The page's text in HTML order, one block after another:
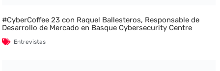
#CyberCoffee 23 con Raquel Ballesteros, Responsable de
Desarrollo de Mercado en Basque Cybersecurity Centre
Entrevistas